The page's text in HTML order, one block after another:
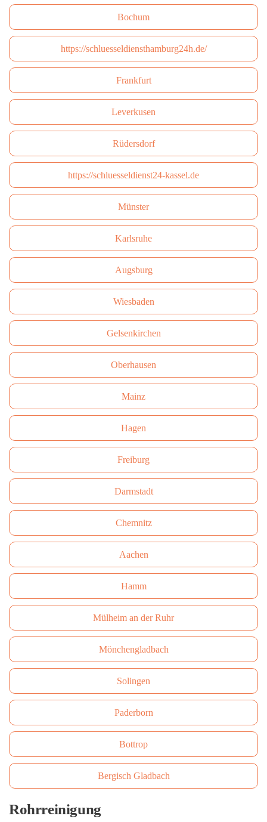
Bochum
https://schluesseldiensthamburg24h.de/
Frankfurt
Leverkusen
Rüdersdorf
https://schluesseldienst24-kassel.de
Münster
Karlsruhe
Augsburg
Wiesbaden
Gelsenkirchen
Oberhausen
Mainz
Hagen
Freiburg
Darmstadt
Сhemnitz
Aachen
Hamm
Mülheim an der Ruhr
Mönchengladbach
Solingen
Paderborn
Bottrop
Bergisch Gladbach
Rohrreinigung